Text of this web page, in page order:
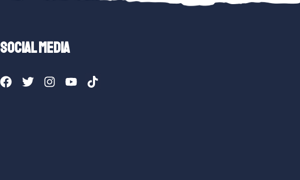
SOCIAL MEDIA